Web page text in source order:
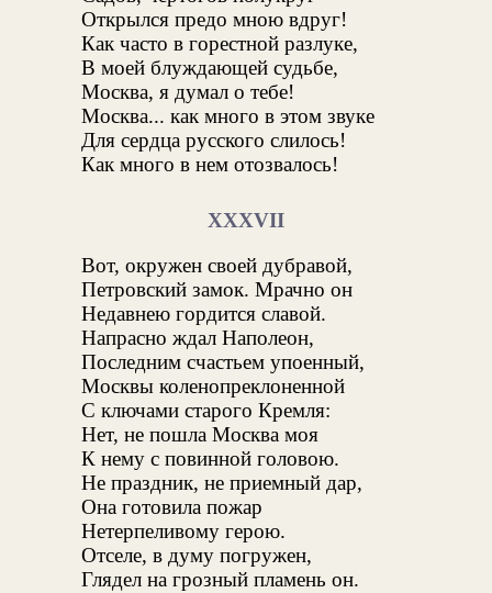
Открылся предо мною вдруг!
Как часто в горестной разлуке,
В моей блуждающей судьбе,
Москва, я думал о тебе!
Москва... как много в этом звуке
Для сердца русского слилось!
Как много в нем отозвалось!
XXXVII
Вот, окружен своей дубравой,
Петровский замок. Мрачно он
Недавнею гордится славой.
Напрасно ждал Наполеон,
Последним счастьем упоенный,
Москвы коленопреклоненной
С ключами старого Кремля:
Нет, не пошла Москва моя
К нему с повинной головою.
Не праздник, не приемный дар,
Она готовила пожар
Нетерпеливому герою.
Отселе, в думу погружен,
Глядел на грозный пламень он.